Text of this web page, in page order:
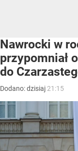
Nawrocki w
przypomniał
do
Dodano:dzisiaj 21:15